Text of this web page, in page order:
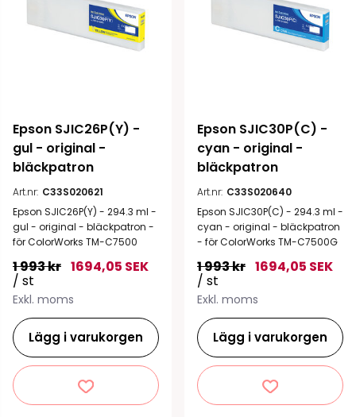
Epson SJIC26P(Y) -
gul - original -
bläckpatron
Art.nr: C33S020621
Epson SJIC26P(Y) - 294.3 ml -
gul - original - bläckpatron -
för ColorWorks TM-C7500
1 993 kr 1694,05 SEK
/ st
Exkl. moms
Lägg i varukorgen
Epson SJIC30P(C) -
cyan - original -
bläckpatron
Art.nr: C33S020640
Epson SJIC30P(C) - 294.3 ml -
cyan - original - bläckpatron
- för ColorWorks TM-C7500G
1 993 kr 1694,05 SEK
/ st
Exkl. moms
Lägg i varukorgen